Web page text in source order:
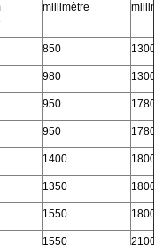
millimètre
850
980
950
950
1400
1350
1550
1550